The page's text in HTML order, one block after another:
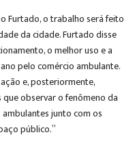
Furtado, o trabalho será feito
da cidade. Furtado disse
o melhor uso e a
pelo comércio ambulante.
e, posteriormente,
observar o fenômeno da
junto com os
público.”